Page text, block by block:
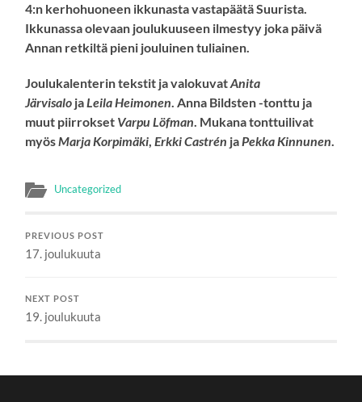
4:n kerhohuoneen ikkunasta vastapäätä Suurista.
Ikkunassa olevaan joulukuuseen ilmestyy joka päivä
Annan retkiltä pieni jouluinen tuliainen.
Joulukalenterin tekstit ja valokuvatAnita
Järvisalo jaLeila Heimonen. Anna Bildsten -tonttu ja
muut piirrokset Varpu Löfman. Mukana tonttuilivat
myösMarja Korpimäki,Erkki Castrén jaPekka Kinnunen.
Uncategorized
PREVIOUS POST
17. joulukuuta
NEXT POST
19. joulukuuta